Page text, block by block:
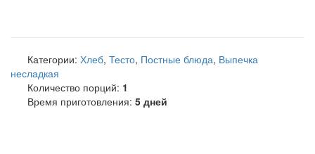
Категории: Хлеб, Тесто, Постные блюда, Выпечка
несладкая
Количество порций: 1
Время приготовления: 5 дней